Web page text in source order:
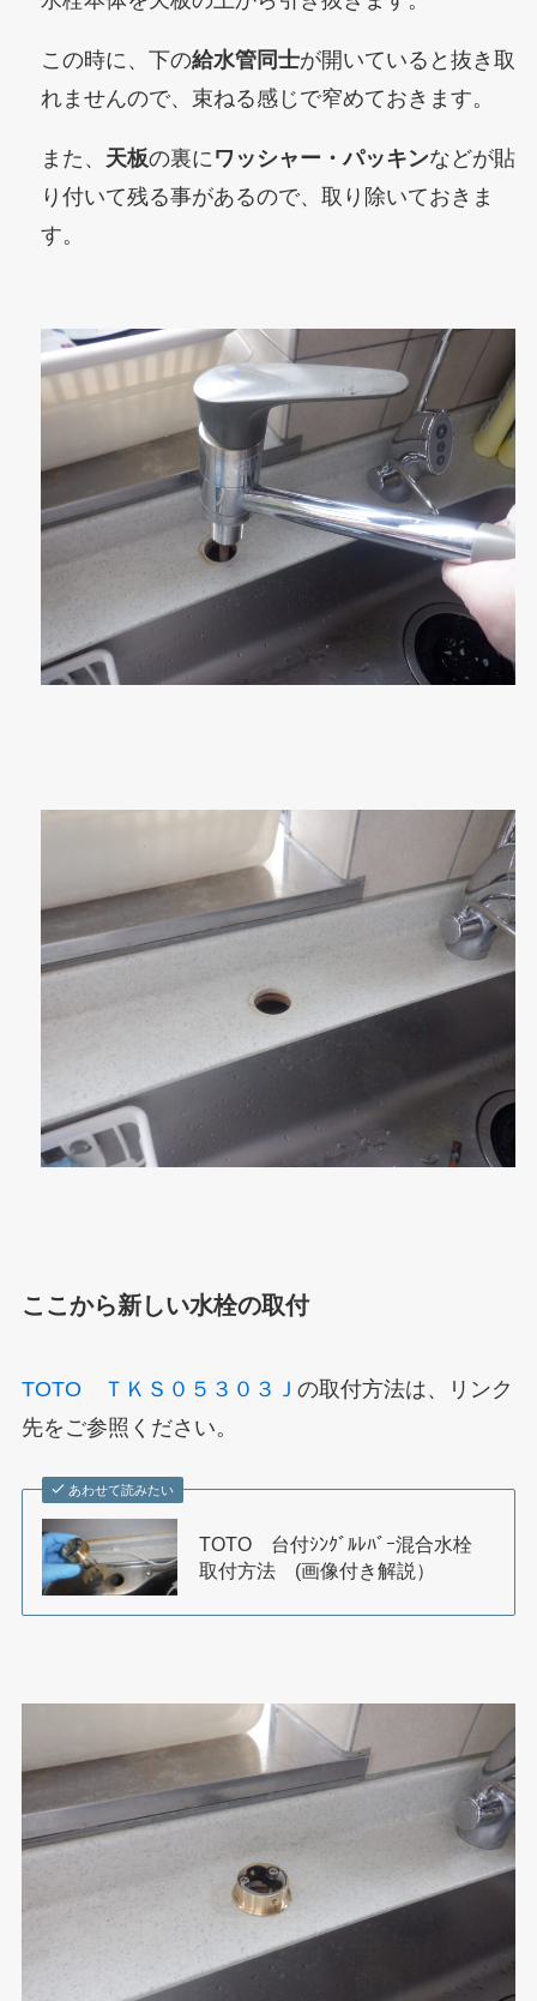
この時に、 下の給水管同士が開いていると抜き取
れませんので、束ねる感じで窄めておきます。
また、 天板の裏にワッシャー・パッキンなどが貼
り付いて残る事があるので、取り除いておきま
す。
ここから新しい水栓の取付
TOTO ＴＫＳ０５３０３Ｊ の取付方法は、
リンク
先をご参照ください。
あわせて読みたい
TOTO 台付ｼﾝｸﾞﾙﾚﾊﾞｰ混合水栓
取付方法 (画像付き解説）